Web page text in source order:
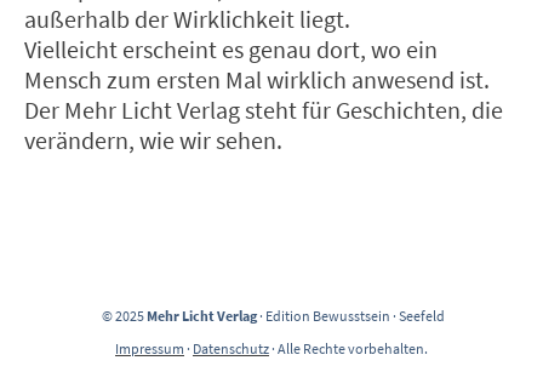
außerhalb der Wirklichkeit liegt.
Vielleicht erscheint es genau dort, wo ein
Mensch zum ersten Mal wirklich anwesend ist.
Der Mehr Licht Verlag steht für Geschichten, die
verändern, wie wir sehen.
©2025 Mehr Licht Verlag· Edition Bewusstsein · Seefeld
Impressum · Datenschutz · Alle Rechte vorbehalten.